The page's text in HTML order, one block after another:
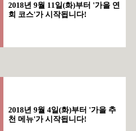
2018년 9월 11일(화)부터 '가을 연
회 코스'가 시작됩니다!
2018년 9월 4일(화)부터 '가을 추
천 메뉴'가 시작됩니다!